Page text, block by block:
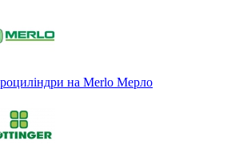
на Merlo Мерло